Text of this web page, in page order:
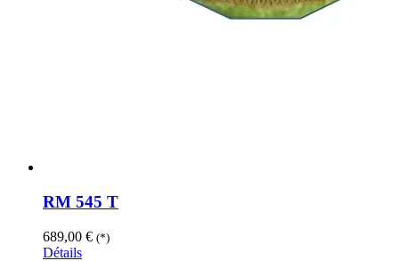
RM 545 T
689,00 € (*)
Détails